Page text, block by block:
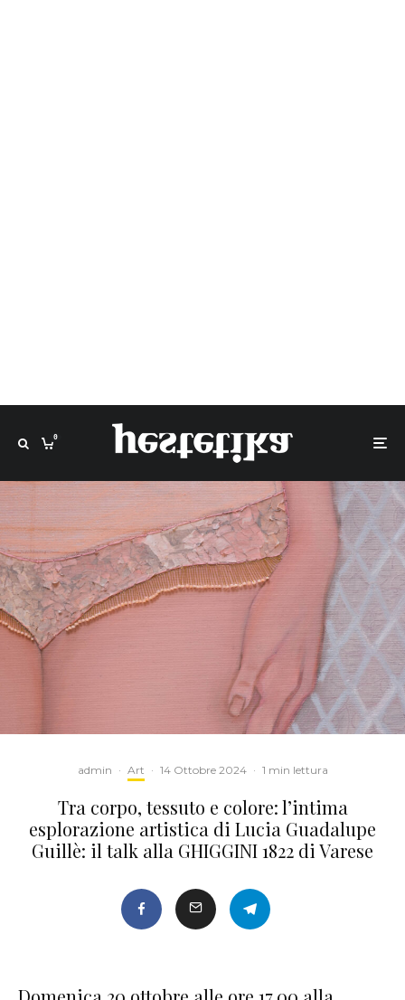
0
admin · Art · 14 Ottobre 2024 · 1 min lettura
Tra corpo, tessuto e colore: l’intima
esplorazione artistica di Lucia Guadalupe
Guillè: il talk alla GHIGGINI 1822 di Varese